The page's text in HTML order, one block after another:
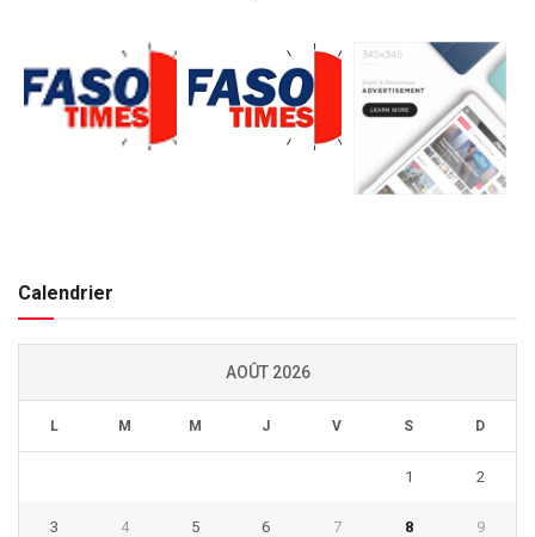
Calendrier
AOÛT 2026
L M M J V S D
1 2
3 4 5 6 7 8 9